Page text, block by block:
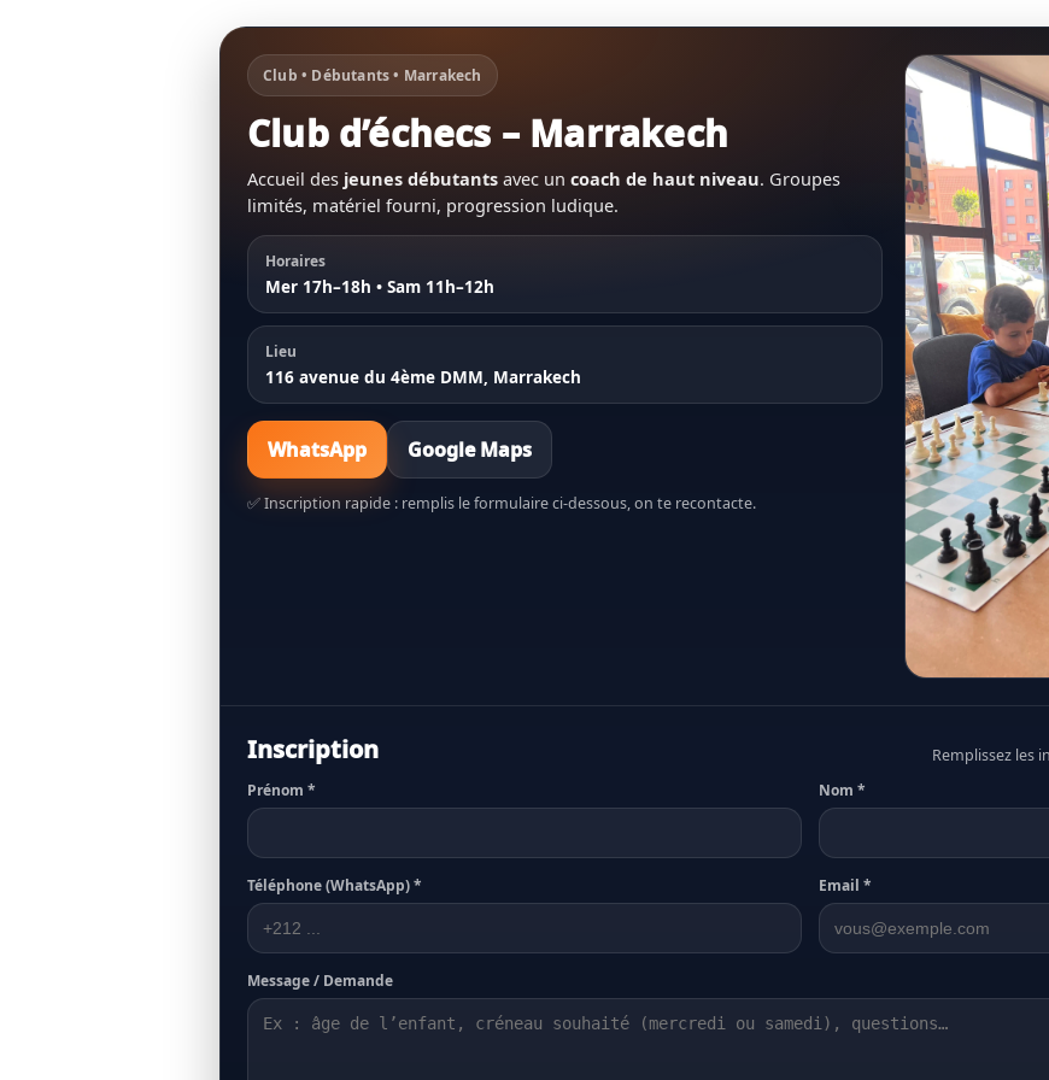
Club • Débutants • Marrakech
Club d’échecs – Marrakech
Accueil des jeunes débutants avec un coach de haut niveau. Groupes
limités, matériel fourni, progression ludique.
Horaires
Mer 17h–18h • Sam 11h–12h
Lieu
116 avenue du 4ème DMM, Marrakech
WhatsApp Google Maps
✅ Inscription rapide : remplis le formulaire ci-dessous, on te recontacte.
Inscription
Remplissez les
Prénom *
Nom *
Téléphone (WhatsApp) * Email *
Message / Demande